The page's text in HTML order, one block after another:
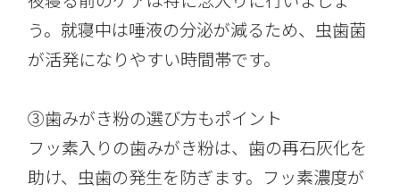
う。就寝中は唾液の分泌が減るため、虫歯菌
が活発になりやすい時間帯です。
③歯みがき粉の選び方もポイント
フッ素入りの歯みがき粉は、歯の再石灰化を
助け、虫歯の発生を防ぎます。フッ素濃度が